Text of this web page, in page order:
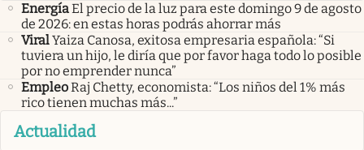
EnergíaEl precio de la luz para este domingo 9 de agosto
de 2026: en estas horas podrás ahorrar más
ViralYaiza Canosa, exitosa empresaria española: “Si
tuviera un hijo, le diría que por favor haga todo lo posible
por no emprender nunca”
EmpleoRaj Chetty, economista: “Los niños del 1% más
rico tienen muchas más...”
Actualidad